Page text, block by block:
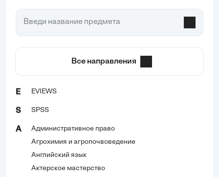
Все направления
E EVIEWS
S SPSS
А
Административное право
Агрохимия и агропочвоведение
Английский язык
Актерское мастерство